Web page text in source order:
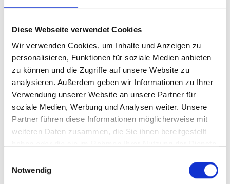
Diese Webseite verwendet Cookies
Wir verwenden Cookies, um Inhalte und Anzeigen zu
personalisieren, Funktionen für soziale Medien anbieten
zu können und die Zugriffe auf unsere Website zu
analysieren. Außerdem geben wir Informationen zu Ihrer
Verwendung unserer Website an unsere Partner für
soziale Medien, Werbung und Analysen weiter. Unsere
Partner führen diese Informationen möglicherweise mit
weiteren Daten zusammen, die Sie ihnen bereitgestellt
Notwendig
IN DEN WARENKORB
Produktdetails
ÄHNLICHE PRODUKTE